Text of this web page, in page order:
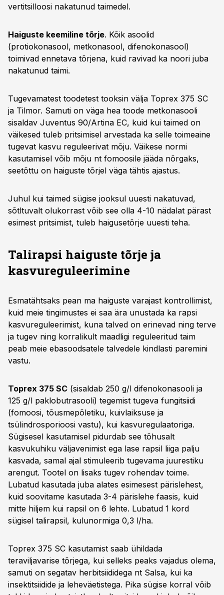
vertitsilloosi nakatunud taimedel.
Haiguste keemiline tõrje. Kõik asoolid
(protiokonasool, metkonasool, difenokonasool)
toimivad ennetava tõrjena, kuid ravivad ka noori juba
nakatunud taimi.
Tugevamatest toodetest tooksin välja Toprex 375 SC
ja Tilmor. Samuti on väga hea toode metkonasooli
sisaldav Juventus 90/Artina EC, kuid kui taimed on
väikesed tuleb pritsimisel arvestada ka selle toimeaine
tugevat kasvu reguleerivat mõju. Väikese normi
kasutamisel võib mõju nt fomoosile jääda nõrgaks,
seetõttu on haiguste tõrjel väga tähtis ajastus.
Juhul kui taimed sügise jooksul uuesti nakatuvad,
sõtltuvalt olukorrast võib see olla 4-10 nädalat pärast
esimest pritsimist, tuleb haigusetõrje uuesti teha.
Talirapsi haiguste tõrje ja
kasvureguleerimine
Esmatähtsaks pean ma haiguste varajast kontrollimist,
kuid meie tingimustes ei saa ära unustada ka rapsi
kasvureguleerimist, kuna talved on erinevad ning terve
ja tugev ning korralikult maadligi reguleeritud taim
peab meie ebasoodsatele talvedele kindlasti paremini
vastu.
Toprex 375 SC (sisaldab 250 g/l difenokonasooli ja
125 g/l paklobutrasooli) tegemist tugeva fungitsiidi
(fomoosi, tõusmepõletiku, kuivlaiksuse ja
tsülindrosporioosi vastu), kui kasvuregulaatoriga.
Sügisesel kasutamisel pidurdab see tõhusalt
kasvukuhiku väljavenimist ega lase rapsil liiga palju
kasvada, samal ajal stimuleerib tugevama juurestiku
arengut. Tootel on lisaks tugev rohendav toime.
Lubatud kasutada juba alates esimesest pärislehest,
kuid soovitame kasutada 3-4 pärislehe faasis, kuid
mitte hiljem kui rapsil on 6 lehte. Lubatud 1 kord
sügisel talirapsil, kulunormiga 0,3 l/ha.
Toprex 375 SC kasutamist saab ühildada
teraviljavarise tõrjega, kui selleks peaks vajadus olema,
samuti on segatav herbitsiididega nt Salsa, kui ka
insektitsiidide ja leheväetistega. Pika sügise korral võib